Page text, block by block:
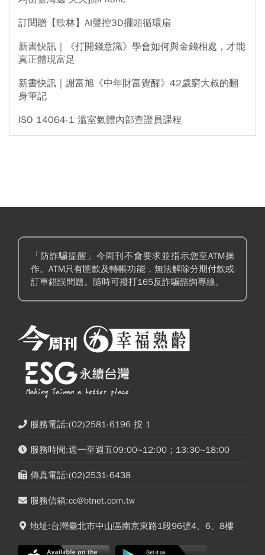
訂閱贈【歌林】AI聲控3D擺頭循環扇
新書快訊｜《打開錢意識》學會如何與金錢相處，才能
真正體現富足
新書快訊｜謝富旭《中年財富覺醒》42歲窮大叔的翻
身筆記
ISO 14064-1 溫室氣體內部查證員課程
「防詐騙提醒」今周刊不會要求並指示您至ATM操
作。ATM只有匯款及轉帳功能，無法解除分期付款或
訂單錯誤問題。隨時可撥打165反詐騙諮詢專線。
服務電話:(02)2581-6196 按 1
服務時間:週一至週五09:00~12:00；13:30~18:00
傳真電話:(02)2531-6438
服務信箱:cc@btnet.com.tw
地址:台灣臺北市中山區南京東路1段96號4、6、8樓